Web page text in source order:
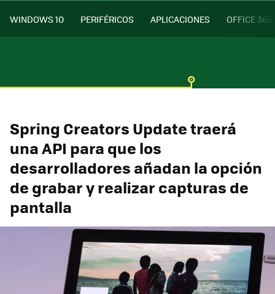
WINDOWS 10 PERIFÉRICOS APLICACIONES OFFICE 365
Spring Creators Update traerá
una API para que los
desarrolladores añadan la opción
de grabar y realizar capturas de
pantalla